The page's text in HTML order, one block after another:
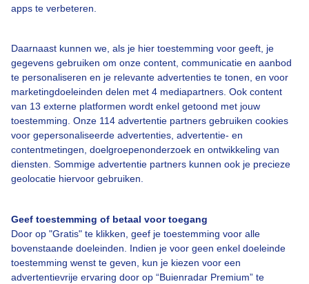
apps te verbeteren.
Daarnaast kunnen we, als je hier toestemming voor geeft, je
gegevens gebruiken om onze content, communicatie en aanbod
te personaliseren en je relevante advertenties te tonen, en voor
marketingdoeleinden delen met 4 mediapartners. Ook content
van 13 externe platformen wordt enkel getoond met jouw
toestemming. Onze 114 advertentie partners gebruiken cookies
voor gepersonaliseerde advertenties, advertentie- en
contentmetingen, doelgroepenonderzoek en ontwikkeling van
diensten. Sommige advertentie partners kunnen ook je precieze
geolocatie hiervoor gebruiken.
Geef toestemming of betaal voor toegang
Door op "Gratis" te klikken, geef je toestemming voor alle
bovenstaande doeleinden. Indien je voor geen enkel doeleinde
toestemming wenst te geven, kun je kiezen voor een
advertentievrije ervaring door op “Buienradar Premium” te
Over Buienradar
Bedrijfsgegevens
Contact
Toegankelijkheid
Gebruikersvoorwaarden